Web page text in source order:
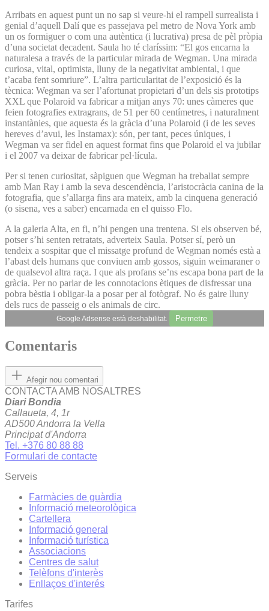
Arribats en aquest punt un no sap si veure-hi el rampell surrealista i
genial d’aquell Dalí que es passejava pel metro de Nova York amb
un os formiguer o com una autèntica (i lucrativa) presa de pèl pròpia
d’una societat decadent. Saula ho té claríssim: “El gos encarna la
naturalesa a través de la particular mirada de Wegman. Una mirada
curiosa, vital, optimista, lluny de la negativitat ambiental, i que
t’acaba fent somriure”. L’altra particularitat de l’exposició és la
tècnica: Wegman va ser l’afortunat propietari d’un dels sis prototips
XXL que Polaroid va fabricar a mitjan anys 70: unes càmeres que
feien fotografies extragrans, de 51 per 60 centímetres, i naturalment
instantànies, que aquesta és la gràcia d’una Polaroid (i de les seves
hereves d’avui, les Instamax): són, per tant, peces úniques, i
Wegman va ser fidel en aquest format fins que Polaroid el va jubilar
i el 2007 va deixar de fabricar pel·lícula.
Per si tenen curiositat, sàpiguen que Wegman ha treballat sempre
amb Man Ray i amb la seva descendència, l’aristocràcia canina de la
fotografia, que s’allarga fins ara mateix, amb la cinquena generació
(o sisena, ves a saber) encarnada en el quisso Flo.
A la galeria Alta, en fi, n’hi pengen una trentena. Si els observen bé,
potser s’hi senten retratats, adverteix Saula. Potser sí, però un
tendeix a sospitar que el missatge profund de Wegman només està a
l’abast dels humans que conviuen amb gossos, siguin weimaraner o
de qualsevol altra raça. I que als profans se’ns escapa bona part de la
gràcia. Per no parlar de les connotacions ètiques de disfressar una
pobra bèstia i obligar-la a posar per al fotògraf. No és gaire lluny
dels rucs de passeig o els animals de circ.
Google Adsense està deshabilitat. Permetre
Comentaris
Afegir nou comentari
CONTACTA AMB NOSALTRES
Diari Bondia
Callaueta, 4, 1r
AD500 Andorra la Vella
Principat d'Andorra
Tel. +376 80 88 88
Formulari de contacte
Serveis
Farmàcies de guàrdia
Informació meteorològica
Cartellera
Informació general
Informació turística
Associacions
Centres de salut
Telèfons d'interès
Enllaços d'interés
Tarifes